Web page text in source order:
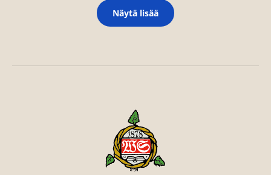
Näytä lisää